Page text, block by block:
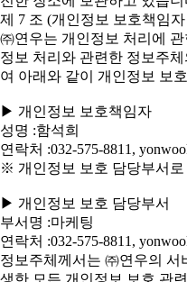
제 7 조 (개인정보 보호책임
㈜연우는 개인정보 처리에
정보 처리와 관련한 정보주
여 아래와 같이 개인정보 보
▶ 개인정보 보호책임자
성명 :함석희
연락처 :032-575-8811,
※ 개인정보 보호 담당부서로
▶ 개인정보 보호 담당부서
부서명 :마케팅
연락처 :032-575-8811,
정보주체께서는 ㈜연우의
생한 모든 개인정보 보호 관